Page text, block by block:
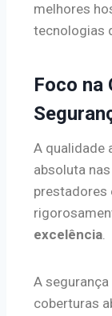
melhores
tecnologias
Foco na
A qualidade
absoluta
prestadores
excelência.
A
coberturas